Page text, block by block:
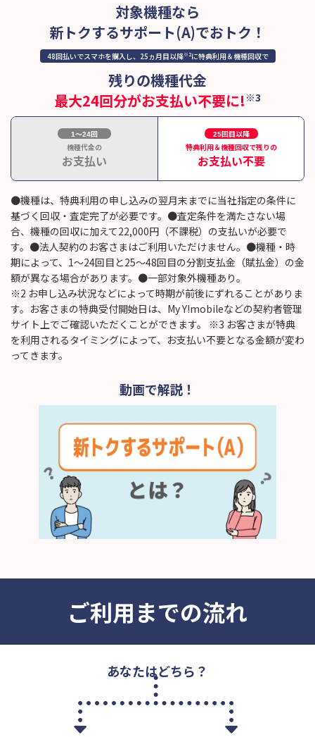
対象機種なら
新トクするサポート(A)でおトク！
48回払いでスマホを購入し、25ヵ月目以降※2に特典利用＆機種回収で
残りの機種代金
最大24回分がお支払い不要に! ※3
1〜24回
機種代金の
お支払い
25回目以降
特典利用＆機種回収で残りの
お支払い不要
●機種は、特典利用の申し込みの翌月末までに当社指定の条件に
基づく回収・査定完了が必要です。●査定条件を満たさない場
合、機種の回収に加えて22,000円（不課税）の支払いが必要で
す。●法人契約のお客さまはご利用いただけません。●機種・時
期によって、1～24回目と25～48回目の分割支払金（賦払金）の金
額が異なる場合があります。●一部対象外機種あり。
※2 お申し込み状況などによって時期が前後にずれることがありま
す。お客さまの特典受付開始日は、My Y!mobileなどの契約者管理
サイト上でご確認いただくことができます。 ※3 お客さまが特典
を利用されるタイミングによって、お支払い不要となる金額が変わ
ってきます。
動画で解説！
ご利用までの流れ
あなたはどちら？